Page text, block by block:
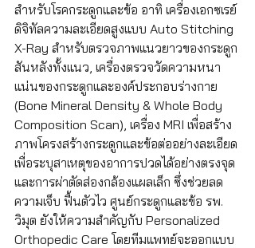
สำหรับโรคกระดูกและข้อ อาทิ เครื่องเอกซเรย์
ดิจิทัลความละเอียดสูงแบบ Auto Stitching
X-Ray สำหรับตรวจภาพแนวยาวของกระดูก
สันหลังทั้งแนว, เครื่องตรวจวัดความหนา
แน่นของกระดูกและองค์ประกอบร่างกาย
(Bone Mineral Density & Whole Body
Composition Scan), เครื่อง MRI เพื่อสร้าง
ภาพโครงสร้างกระดูกและข้อต่ออย่างละเอียด
เพื่อระบุสาเหตุของอาการปวดได้อย่างตรงจุด
และการผ่าตัดส่องกล้องแผลเล็ก ซึ่งช่วยลด
ความเจ็บ ฟื้นตัวไว ศูนย์กระดูกและข้อ รพ.
วิมุต ยังให้ความสำคัญกับ Personalized
Orthopedic Care โดยทีมแพทย์จะออกแบบ